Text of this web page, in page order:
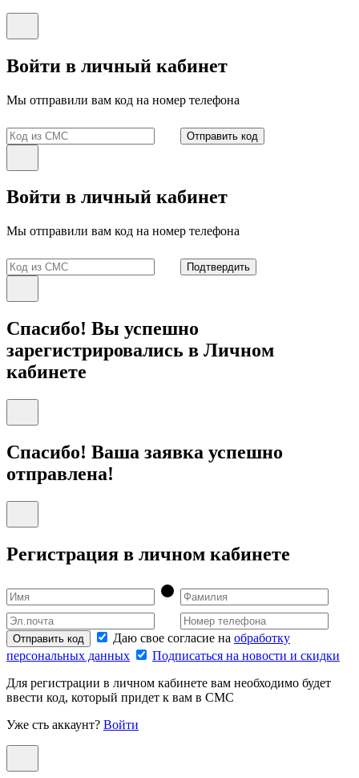
Войти в личный кабинет
Мы отправили вам код на номер телефона
Отправить код
Войти в личный кабинет
Мы отправили вам код на номер телефона
Подтвердить
Спасибо! Вы успешно
зарегистрировались в Личном
кабинете
Спасибо! Ваша заявка успешно
отправлена!
Регистрация в личном кабинете
Отправить код Даю свое согласие на обработку
персональных данных
Подписаться на новости и скидки
Для регистрации в личном кабинете вам необходимо будет
ввести код, который придет к вам в СМС
Уже сть аккаунт? Войти